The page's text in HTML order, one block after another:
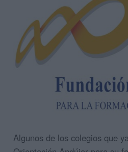
Algunos de los colegios que